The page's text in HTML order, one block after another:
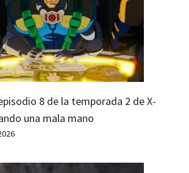
8 de la temporada 2 de X-
una mala mano